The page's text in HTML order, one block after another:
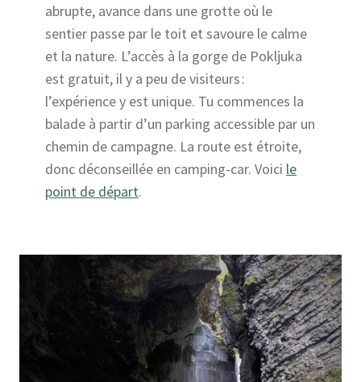
abrupte, avance dans une grotte où le
sentier passe par le toit et savoure le calme
et la nature. L’accès à la gorge de Pokljuka
est gratuit, il y a peu de visiteurs :
l’expérience y est unique. Tu commences la
balade à partir d’un parking accessible par un
chemin de campagne. La route est étroite,
donc déconseillée en camping-car. Voici le
point de départ.